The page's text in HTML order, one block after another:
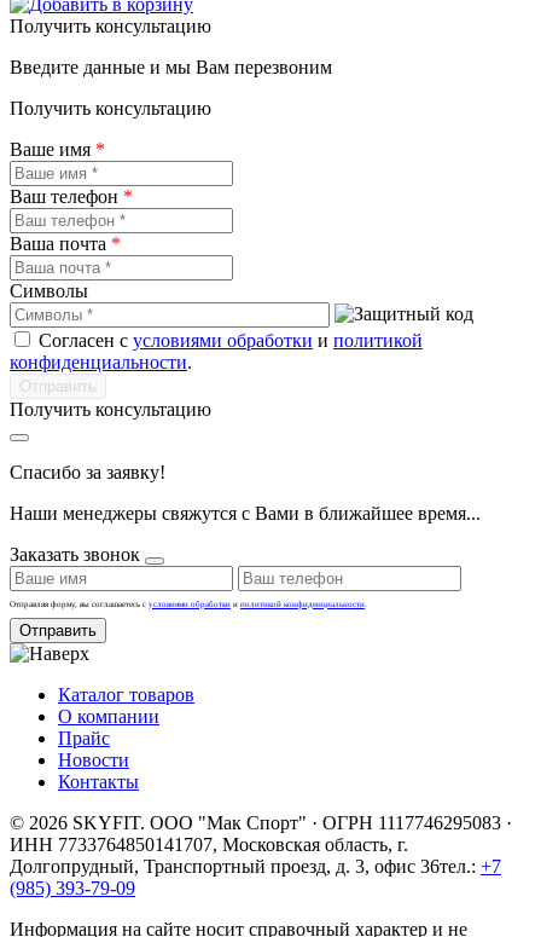
Получить консультацию
Введите данные и мы Вам перезвоним
Получить консультацию
Ваше имя *
Ваш телефон *
Ваша почта *
Символы
Согласен с условиями обработки и политикой
конфиденциальности.
Получить консультацию
Спасибо за заявку!
Наши менеджеры свяжутся с Вами в ближайшее время...
Заказать звонок
Отправляя форму, вы соглашаетесь с условиями обработки и политикой конфиденциальности.
Отправить
Каталог товаров
О компании
Прайс
Новости
Контакты
© 2026 SKYFIT. ООО "Мак Спорт" · ОГРН 1117746295083 ·
ИНН 7733764850141707, Московская область, г.
Долгопрудный, Транспортный проезд, д. 3, офис 36тел.: +7
(985) 393-79-09
Информация на сайте носит справочный характер и не